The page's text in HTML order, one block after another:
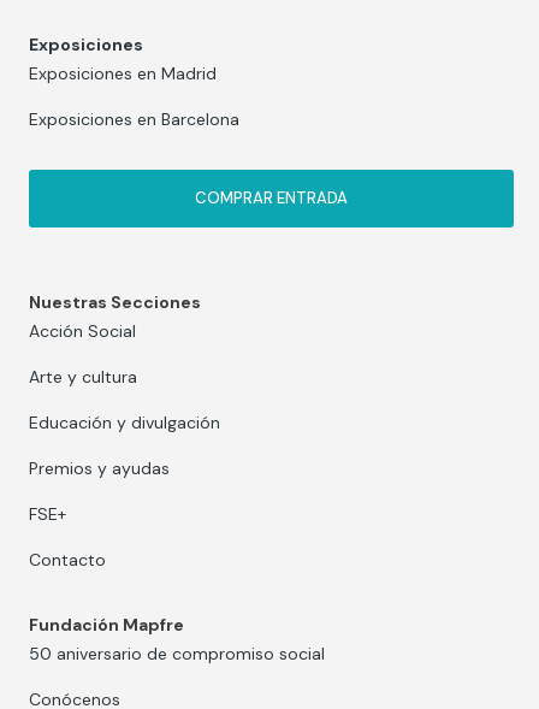
Exposiciones
Exposiciones en Madrid
Exposiciones en Barcelona
COMPRAR ENTRADA
Nuestras Secciones
Acción Social
Arte y cultura
Educación y divulgación
Premios y ayudas
FSE+
Contacto
Fundación Mapfre
50 aniversario de compromiso social
Conócenos